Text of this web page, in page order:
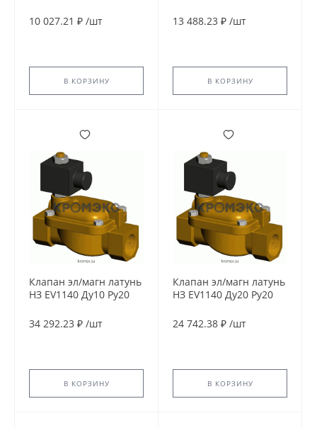
Росма 00000012957
10 027.21 ₽ /шт
В КОРЗИНУ
СК-21-25 (00000012958)
13 488.23 ₽ /шт
В КОРЗИНУ
Клапан эл/магн латунь
НЗ EV1140 Ду10 Ру20
Tecofi EV1140-0010-
34 292.23 ₽ /шт
В КОРЗИНУ
Клапан эл/магн латунь
НЗ EV1140 Ду20 Ру20
Tecofi EV1140-0020-
24 742.38 ₽ /шт
В КОРЗИНУ